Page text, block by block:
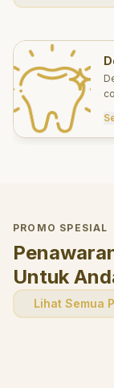
PROMO SPESIAL
Untuk
Lihat Semua